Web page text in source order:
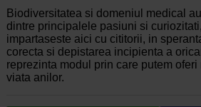
Biodiversitatea si domeniul medical
dintre principalele pasiuni si
impartaseste aici cu cititorii, in
corecta si depistarea incipienta a
reprezinta modul prin care putem
viata anilor.